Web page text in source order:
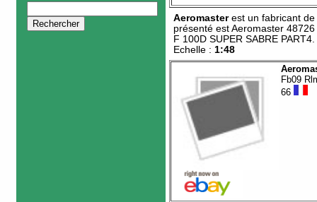
Aeromasterest un fabricant
présenté estAeromaster 48726
F 100D SUPER SABRE PART4
Echelle : 1:48
Fb09
66